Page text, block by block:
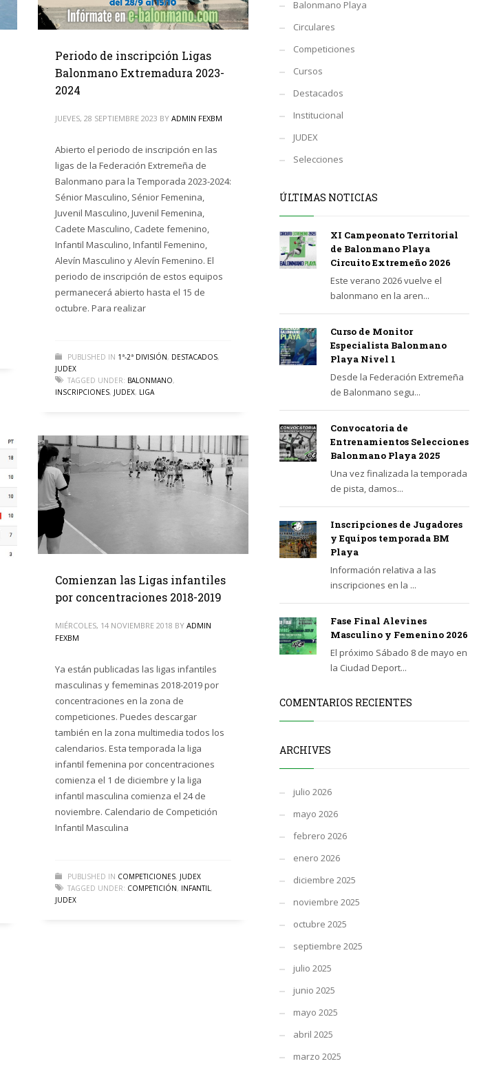
Periodo de inscripción Ligas
Balonmano Extremadura 2023-
2024
JUEVES, 28 SEPTIEMBRE 2023 BY ADMIN FEXBM
Abierto el periodo de inscripción en las
ligas de la Federación Extremeña de
Balonmano para la Temporada 2023-2024:
Sénior Masculino, Sénior Femenina,
Juvenil Masculino, Juvenil Femenina,
Cadete Masculino, Cadete femenino,
Infantil Masculino, Infantil Femenino,
Alevín Masculino y Alevín Femenino. El
periodo de inscripción de estos equipos
permanecerá abierto hasta el 15 de
octubre. Para realizar
PUBLISHED IN 1ª-2ª DIVISIÓN, DESTACADOS,
JUDEX
TAGGED UNDER: BALONMANO,
INSCRIPCIONES, JUDEX, LIGA
Comienzan las Ligas infantiles
por concentraciones 2018-2019
MIÉRCOLES, 14 NOVIEMBRE 2018 BY ADMIN
FEXBM
Ya están publicadas las ligas infantiles
masculinas y fememinas 2018-2019 por
concentraciones en la zona de
competiciones. Puedes descargar
también en la zona multimedia todos los
calendarios. Esta temporada la liga
infantil femenina por concentraciones
comienza el 1 de diciembre y la liga
infantil masculina comienza el 24 de
noviembre. Calendario de Competición
Infantil Masculina
PUBLISHED IN COMPETICIONES, JUDEX
TAGGED UNDER: COMPETICIÓN, INFANTIL,
JUDEX
Balonmano Playa
Circulares
Competiciones
Cursos
Destacados
Institucional
JUDEX
Selecciones
ÚLTIMAS NOTICIAS
XI Campeonato Territorial
de Balonmano Playa
Circuito Extremeño 2026
Este verano 2026 vuelve el
balonmano en la aren...
Curso de Monitor
Especialista Balonmano
Playa Nivel 1
Desde la Federación Extremeña
de Balonmano segu...
Convocatoria de
Entrenamientos Selecciones
Balonmano Playa 2025
Una vez finalizada la temporada
de pista, damos...
Inscripciones de Jugadores
y Equipos temporada BM
Playa
Información relativa a las
inscripciones en la ...
Fase Final Alevines
Masculino y Femenino 2026
El próximo Sábado 8 de mayo en
la Ciudad Deport...
COMENTARIOS RECIENTES
ARCHIVES
julio 2026
mayo 2026
febrero 2026
enero 2026
diciembre 2025
noviembre 2025
octubre 2025
septiembre 2025
julio 2025
junio 2025
mayo 2025
abril 2025
marzo 2025